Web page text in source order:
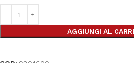
AGGIUNGI AL